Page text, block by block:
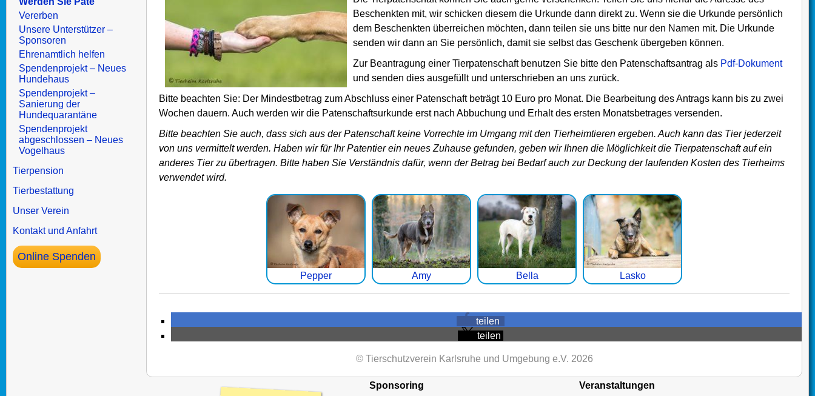
Vererben
Unsere Unterstützer –
Sponsoren
Ehrenamtlich helfen
Spendenprojekt – Neues
Hundehaus
Spendenprojekt –
Sanierung der
Hundequarantäne
Spendenprojekt
abgeschlossen – Neues
Vogelhaus
Tierpension
Tierbestattung
Unser Verein
Kontakt und Anfahrt
Online Spenden
Beschenkten mit, wir schicken diesem die Urkunde dann direkt zu. Wenn sie die Urkunde persönlich
dem Beschenkten überreichen möchten, dann teilen sie uns bitte nur den Namen mit. Die Urkunde
senden wir dann an Sie persönlich, damit sie selbst das Geschenk übergeben können.
Zur Beantragung einer Tierpatenschaft benutzen Sie bitte den Patenschaftsantrag als Pdf-Dokument
und senden dies ausgefüllt und unterschrieben an uns zurück.
Bitte beachten Sie: Der Mindestbetrag zum Abschluss einer Patenschaft beträgt 10 Euro pro Monat. Die Bearbeitung des Antrags kann bis zu zwei
Wochen dauern. Auch werden wir die Patenschaftsurkunde erst nach Abbuchung und Erhalt des ersten Monatsbetrages versenden.
Bitte beachten Sie auch, dass sich aus der Patenschaft keine Vorrechte im Umgang mit den Tierheimtieren ergeben. Auch kann das Tier jederzeit
von uns vermittelt werden. Haben wir für Ihr Patentier ein neues Zuhause gefunden, geben wir Ihnen die Möglichkeit die Tierpatenschaft auf ein
anderes Tier zu übertragen. Bitte haben Sie Verständnis dafür, wenn der Betrag bei Bedarf auch zur Deckung der laufenden Kosten des Tierheims
verwendet wird.
Pepper Amy Bella Lasko
teilen
teilen
© Tierschutzverein Karlsruhe und Umgebung e.V. 2026
Sponsoring
Veranstaltungen